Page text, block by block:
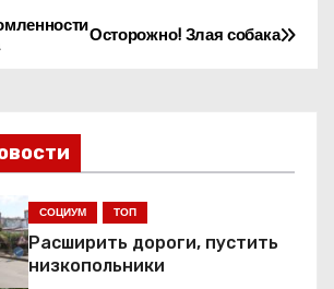
Осторожно! Злая собака
СОЦИУМ ТОП
Расширить дороги, пустить
низкопольники